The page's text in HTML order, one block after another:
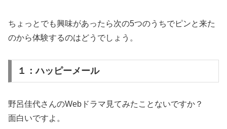
ちょっとでも興味があったら次の5つのうちでピンと来た
のから体験するのはどうでしょう。
１：ハッピーメール
野呂佳代さんのWebドラマ見てみたことないですか？
面白いですよ。